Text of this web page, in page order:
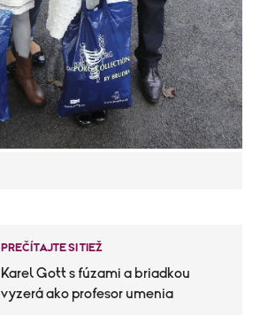
PREČÍTAJTE SI TIEŽ
Karel Gott s fúzami a briadkou
vyzerá ako profesor umenia